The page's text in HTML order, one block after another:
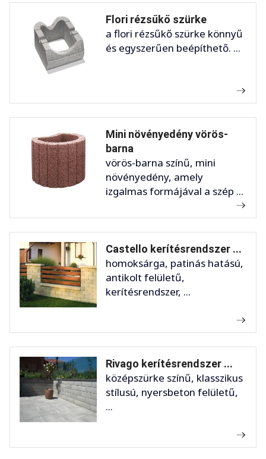
Flori rézsűkő szürke
a flori rézsűkő szürke könnyű
és egyszerűen beépíthető. ...
Mini növényedény vörös-
barna
vörös-barna színű, mini
növényedény, amely
izgalmas formájával a szép ...
Castello kerítésrendszer ...
homoksárga, patinás hatású,
antikolt felületű,
kerítésrendszer, ...
Rivago kerítésrendszer ...
középszürke színű, klasszikus
stílusú, nyersbeton felületű,
...